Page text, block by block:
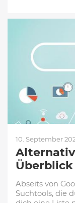
10. September
Überblick
Abseits von
Suchtools, die